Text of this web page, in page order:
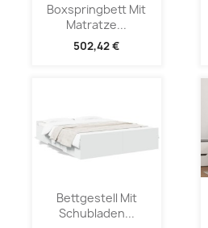
Boxspringbett Mit
Matratze...
502,42 €
Bettgestell Mit
Schubladen...